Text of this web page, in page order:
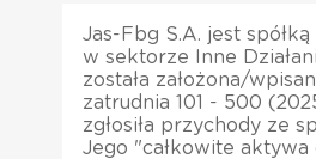
Jas-Fbg S.A. jest
w sektorze Inne
została założona/
zatrudnia 101 - 500
zgłosiła przychody ze
Jego "całkowite aktywa